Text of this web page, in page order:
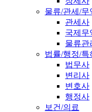
물류/관세/무
관세사
국제무
물류관
법률/행정/특
법무사
변리사
변호사
행정사
보건/의료